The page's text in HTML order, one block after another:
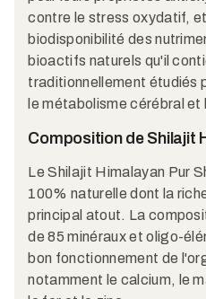
contre le stress oxydatif,
biodisponibilité des
bioactifs naturels qu'il
traditionnellement étudiés
le métabolisme cérébral
Composition de Shilajit
Le Shilajit Himalayan Pur
100% naturelle dont la
principal atout. La
de 85 minéraux et oligo-
bon fonctionnement de
notamment le calcium, le